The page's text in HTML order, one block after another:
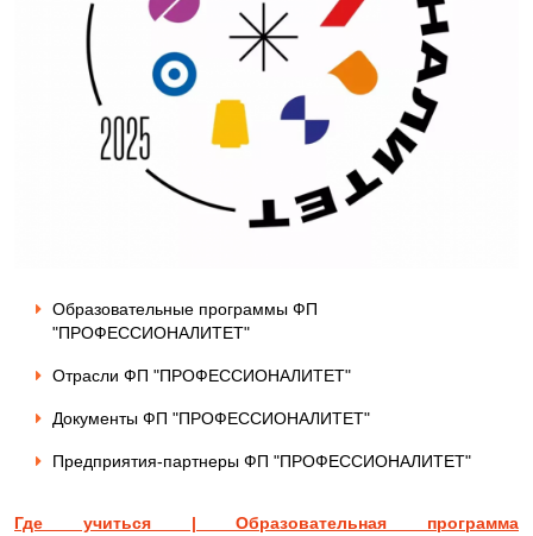
Образовательные программы ФП
"ПРОФЕССИОНАЛИТЕТ"
Отрасли ФП "ПРОФЕССИОНАЛИТЕТ"
Документы ФП "ПРОФЕССИОНАЛИТЕТ"
Предприятия-партнеры ФП "ПРОФЕССИОНАЛИТЕТ"
Где учиться | Образовательная программа